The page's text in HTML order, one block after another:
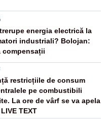
energia electrică la
industriali? Bolojan:
compensații
restricțiile de consum
pe combustibili
La ore de vârf se va apela
TEXT